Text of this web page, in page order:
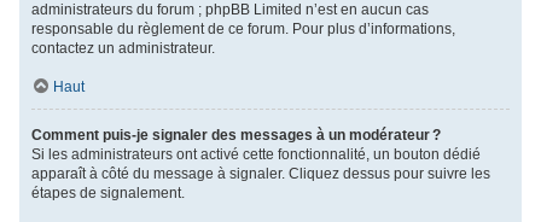
administrateurs du forum ; phpBB Limited n’est en aucun cas
responsable du règlement de ce forum. Pour plus d’informations,
contactez un administrateur.
Haut
Comment puis-je signaler des messages à un modérateur ?
Si les administrateurs ont activé cette fonctionnalité, un bouton dédié
apparaît à côté du message à signaler. Cliquez dessus pour suivre les
étapes de signalement.